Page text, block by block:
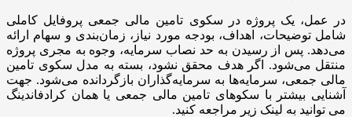
در عمل، یک پروژه در سکوی تامین مالی جمعی پروفایل کاملی
شامل توضیحات، اهداف، بودجه مورد نیاز، زمان‌بندی و سهام ارائه
می‌دهد. پس از رسیدن به حد نصاب سرمایه، وجوه به مجری پروژه
منتقل می‌شود. اگر هدف محقق نشود، بسته به مدل سکوی تامین
مالی جمعی، سرمایه‌ها به سرمایه‌گذاران بازگردانده می‌شود. جهت
آشنایی بیشتر با سکوهای تامین مالی جمعی یا همان کرادفاندینگ
می توانید به لینک زیر مراجعه کنید.